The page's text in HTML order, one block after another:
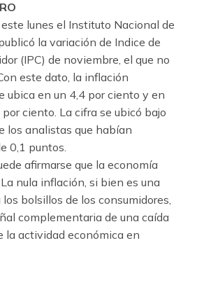
lunes el Instituto Nacional de
la variación de Indice de
(IPC) de noviembre, el que no
este dato, la inflación
ubica en un 4,4 por ciento y en
ciento. La cifra se ubicó bajo
los analistas que habían
0,1 puntos.
afirmarse que la economía
nula inflación, si bien es una
bolsillos de los consumidores,
complementaria de una caída
la actividad económica en